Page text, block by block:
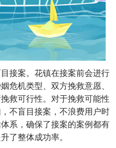
案。花镇在接案前会进行
危机类型、双方挽救意愿、
救可行性。对于挽救可能性
不盲目接案，不浪费用户时
系，确保了接案的案例都有
了整体成功率。